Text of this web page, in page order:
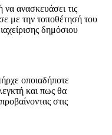
ανασκευάσει τις
με την τοποθέτησή του
δημόσιου
οποιαδήποτε
και πως θα
στις